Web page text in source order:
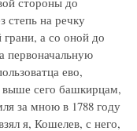
степь на речку
а со оной до
первоначальную
ево,
сего башкирцам,
за мною в 1788 году
я, Кошелев, с него,